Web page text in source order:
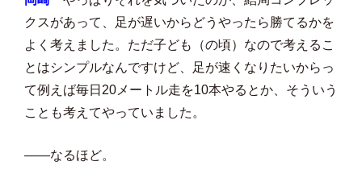
クスがあって、足が遅いからどうやったら勝てるかを
よく考えました。ただ子ども（の頃）なので考えるこ
とはシンプルなんですけど、足が速くなりたいからっ
て例えば毎日20メートル走を10本やるとか、そういう
ことも考えてやっていました。
――なるほど。